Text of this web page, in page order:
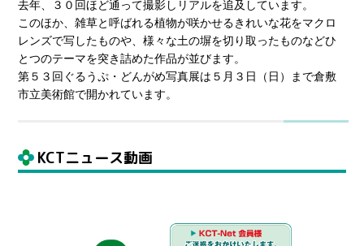
去年、３０回ほど通って撮影しリアルを追及しています。
このほか、雑草と呼ばれる植物が咲かせるきれいな花をマクロ
レンズで写したものや、様々な土の塀を切り取ったものなどひ
とつのテーマを突き詰めた作品が並びます。
第５３回ぐるうぷ・どんがめ写真展は５月３日（日）まで倉敷
市立美術館で開かれています。
KCTニュース動画